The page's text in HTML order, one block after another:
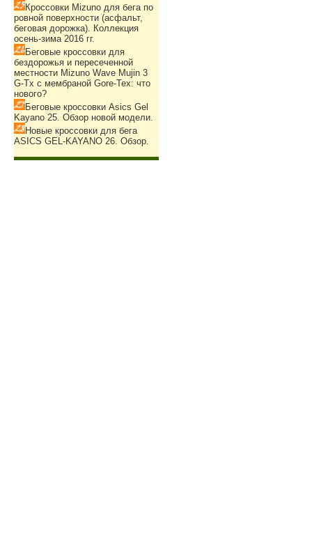
Кроссовки Mizuno для бега по
ровной поверхности (асфальт,
беговая дорожка). Коллекция
осень-зима 2016 гг.
Беговые кроссовки для
бездорожья и пересеченной
местности Mizuno Wave Mujin 3
G-Tx с мембраной Gore-Tex: что
нового?
Беговые кроссовки Asics Gel
Kayano 25. Обзор новой модели.
Новые кроссовки для бега
ASICS GEL-KAYANO 26. Обзор.